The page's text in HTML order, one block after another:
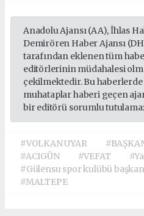
Anadolu Ajansı (AA), İhlas
Demirören Haber Ajansı
tarafından eklenen tüm
editörlerinin müdahalesi
çekilmektedir. Bu
muhataplar haberi geçen
bir editörü sorumlu
#VOLKAN UYAR
#ACIGÜN
#VEFAT
#Gülensu spor kulübü
#MALTEPE